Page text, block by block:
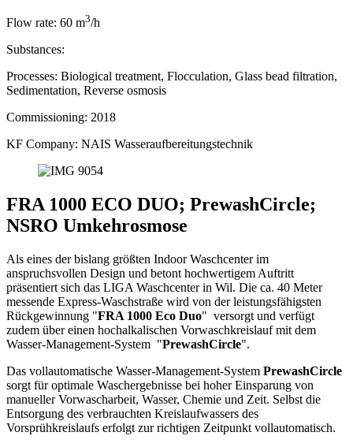
Flow rate: 60 m3/h
Substances:
Processes: Biological treatment, Flocculation, Glass bead filtration,
Sedimentation, Reverse osmosis
Commissioning: 2018
KF Company: NAIS Wasseraufbereitungstechnik
FRA 1000 ECO DUO; PrewashCircle;
NSRO Umkehrosmose
Als eines der bislang größten Indoor Waschcenter im
anspruchsvollen Design und betont hochwertigem Auftritt
präsentiert sich das LIGA Waschcenter in Wil. Die ca. 40 Meter
messende Express-Waschstraße wird von der leistungsfähigsten
Rückgewinnung "FRA 1000 Eco Duo" versorgt und verfügt
zudem über einen hochalkalischen Vorwaschkreislauf mit dem
Wasser-Management-System "PrewashCircle".
Das vollautomatische Wasser-Management-System PrewashCircle
sorgt für optimale Waschergebnisse bei hoher Einsparung von
manueller Vorwascharbeit, Wasser, Chemie und Zeit. Selbst die
Entsorgung des verbrauchten Kreislaufwassers des
Vorsprühkreislaufs erfolgt zur richtigen Zeitpunkt vollautomatisch.